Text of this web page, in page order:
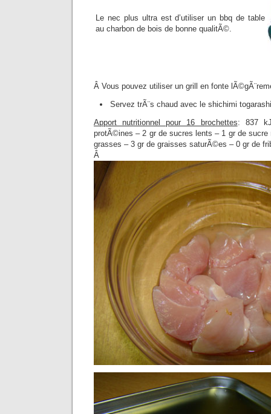
Le nec plus ultra est d’utiliser un bbq de table
au charbon de bois de bonne qualitÃ©.
Â Vous pouvez utiliser un grill en fonte
Servez trÃ¨s chaud avec le shichimi togarashi
Apport nutritionnel pour 16 brochettes: 837
protÃ©ines – 2 gr de sucres lents – 1 gr de sucre
grasses – 3 gr de graisses saturÃ©es – 0 gr de
Â